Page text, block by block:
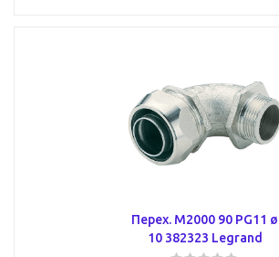
Перех. M2000 90 PG11 ø
10 382323 Legrand